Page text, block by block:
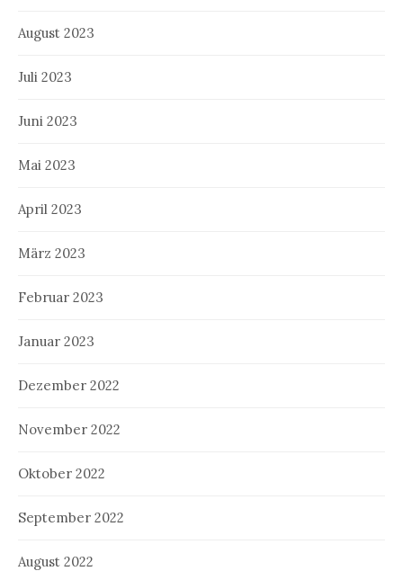
August 2023
Juli 2023
Juni 2023
Mai 2023
April 2023
März 2023
Februar 2023
Januar 2023
Dezember 2022
November 2022
Oktober 2022
September 2022
August 2022